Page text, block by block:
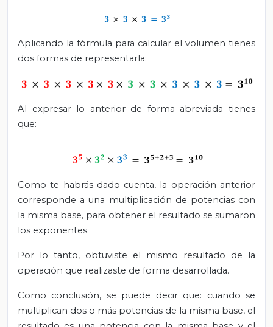
Aplicando la fórmula para calcular el volumen tienes
dos formas de representarla:
Al expresar lo anterior de forma abreviada tienes
que:
Como te habrás dado cuenta, la operación anterior
corresponde a una multiplicación de potencias con
la misma base, para obtener el resultado se sumaron
los exponentes.
Por lo tanto, obtuviste el mismo resultado de la
operación que realizaste de forma desarrollada.
Como conclusión, se puede decir que: cuando se
multiplican dos o más potencias de la misma base, el